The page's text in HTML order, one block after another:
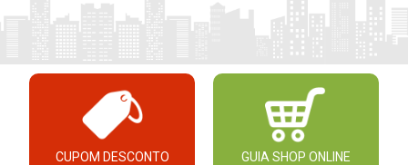
CUPOM DESCONTO GUIA SHOP ONLINE